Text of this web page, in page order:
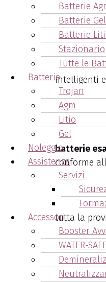
Batterie
Batterie Gel
Batterie
Stazionario
Tutte le
Batterie
Trojan
Agm
Litio
Gel
Noleggio
Assistenza
Servizi
Accessori
Booster
WATER-
Esperienza
1970,
settore
Ampio
standard,
intelligenti
Analisi dei
soluzioni su
Servizio di
batterie
conforme
ambientali.
Team
qualificato:
tutta la
Per saperne di
gamma,visita la
Carrelli Elevatori.